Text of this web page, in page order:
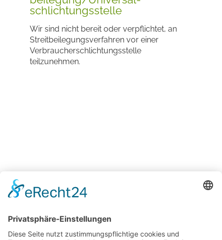
schlichtungs­stelle
Wir sind nicht bereit oder verpflichtet, an
Streitbeilegungsverfahren vor einer
Verbraucherschlichtungsstelle
teilzunehmen.